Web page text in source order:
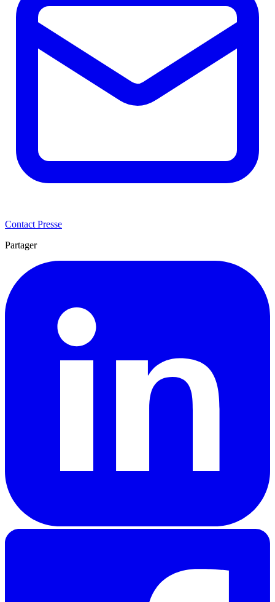
Contact Presse
Partager